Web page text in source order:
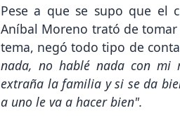
Pese a que se supo que el
Aníbal Moreno trató de
tema, negó todo tipo de
nada, no hablé nada con mi
extraña la familia y si se da
a uno le va a hacer bien".